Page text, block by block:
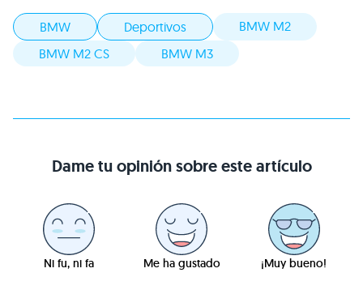
BMW Deportivos
BMW M2
BMW M2 CS
BMW M3
Dame tu opinión sobre este artículo
Ni fu, ni fa Me ha gustado ¡Muy bueno!